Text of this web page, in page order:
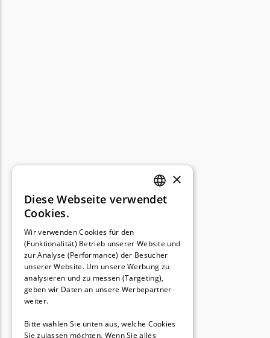
GERMAN
GERMAN
×
Diese Webseite verwendet
Cookies.
Wir verwenden Cookies für den
(Funktionalität) Betrieb unserer Website und
zur Analyse (Performance) der Besucher
unserer Website. Um unsere Werbung zu
analysieren und zu messen (Targeting),
geben wir Daten an unsere Werbepartner
weiter.
Bitte wählen Sie unten aus, welche Cookies
Sie zulassen möchten. Wenn Sie alles